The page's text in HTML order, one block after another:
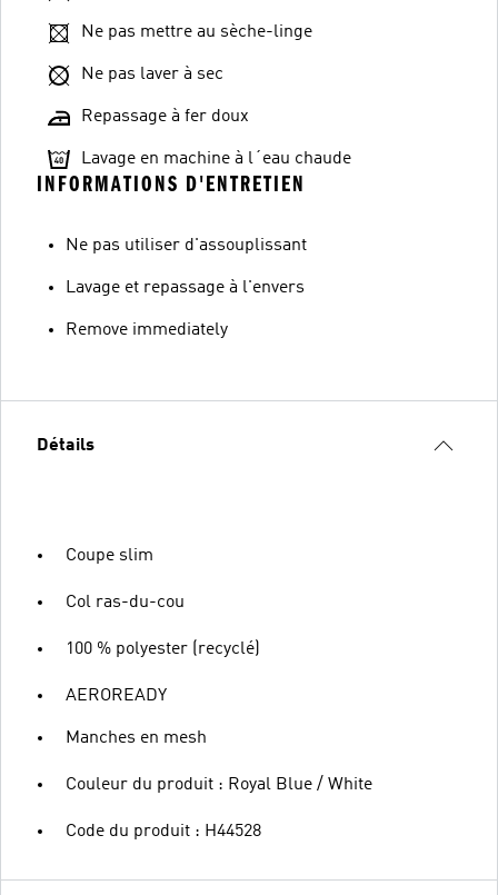
Ne pas mettre au sèche-linge
Ne pas laver à sec
Repassage à fer doux
Lavage en machine à l´eau chaude
INFORMATIONS D'ENTRETIEN
Ne pas utiliser d'assouplissant
Lavage et repassage à l'envers
Remove immediately
Détails
Coupe slim
Col ras-du-cou
100 % polyester (recyclé)
AEROREADY
Manches en mesh
Couleur du produit : Royal Blue / White
Code du produit : H44528